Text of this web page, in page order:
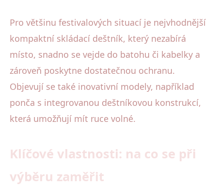
Pro většinu festivalových situací je nejvhodnější
kompaktní skládací deštník, který nezabírá
místo, snadno se vejde do batohu či kabelky a
zároveň poskytne dostatečnou ochranu.
Objevují se také inovativní modely, například
ponča s integrovanou deštníkovou konstrukcí,
která umožňují mít ruce volné.
Klíčové vlastnosti: na co se při
výběru zaměřit